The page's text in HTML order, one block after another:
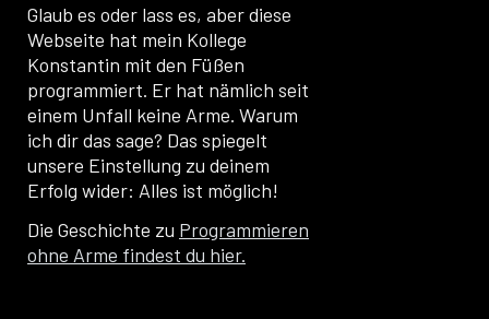
Glaub es oder lass es, aber diese
Webseite hat mein Kollege
Konstantin mit den Füßen
programmiert. Er hat nämlich seit
einem Unfall keine Arme. Warum
ich dir das sage? Das spiegelt
unsere Einstellung zu deinem
Erfolg wider: Alles ist möglich!
Die Geschichte zu Programmieren
ohne Arme findest du hier.